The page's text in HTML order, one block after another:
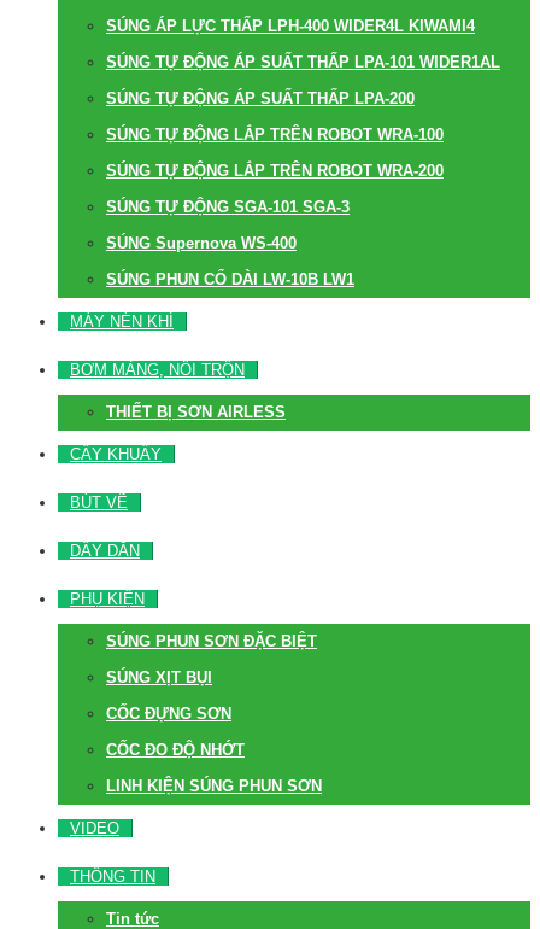
SÚNG ÁP LỰC THẤP LPH-400 WIDER4L KIWAMI4
SÚNG TỰ ĐỘNG ÁP SUẤT THẤP LPA-101 WIDER1AL
SÚNG TỰ ĐỘNG ÁP SUẤT THẤP LPA-200
SÚNG TỰ ĐỘNG LẮP TRÊN ROBOT WRA-100
SÚNG TỰ ĐỘNG LẮP TRÊN ROBOT WRA-200
SÚNG TỰ ĐỘNG SGA-101 SGA-3
SÚNG Supernova WS-400
SÚNG PHUN CỔ DÀI LW-10B LW1
MÁY NÉN KHÍ
BƠM MÀNG, NỒI TRỘN
THIẾT BỊ SƠN AIRLESS
CÂY KHUẤY
BÚT VẼ
DÂY DẪN
PHỤ KIỆN
SÚNG PHUN SƠN ĐẶC BIỆT
SÚNG XỊT BỤI
CỐC ĐỰNG SƠN
CỐC ĐO ĐỘ NHỚT
LINH KIỆN SÚNG PHUN SƠN
VIDEO
THÔNG TIN
Tin tức